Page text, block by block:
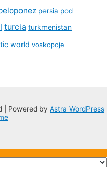
persia pod
turcia turkmenistan
world voskopoje
| Powered by Astra WordPress